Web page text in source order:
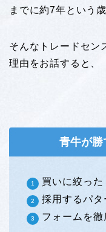
までに約7年という
そんなトレードセン
理由をお話すると、
青牛が勝
買いに絞った
採用するパタ
フォームを徹